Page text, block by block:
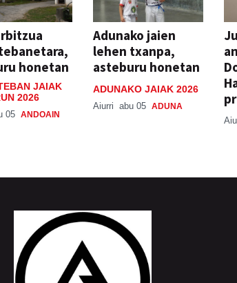
honetan
JAIAK
2026
05 ANDOAIN
Adunako jaien
lehen txanpa,
asteburu honetan
ADUNAKO JAIAK 2026
Aiurri abu 05 ADUNA